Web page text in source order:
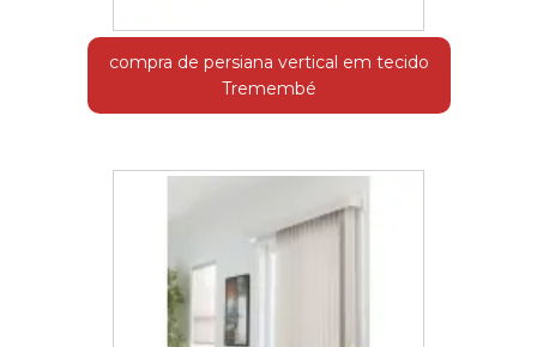
compra de persiana vertical em tecido
Tremembé